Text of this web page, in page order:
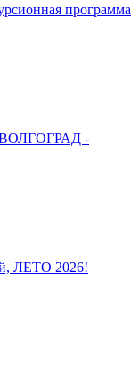
программа
-
ЛЕТО 2026!